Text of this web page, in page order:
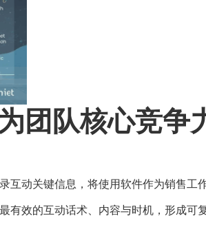
团队核心竞争
动关键信息，将使用软件作为销售工
有效的互动话术、内容与时机，形成可